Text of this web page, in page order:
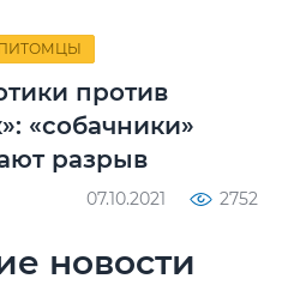
против
«собачники»
разрыв
07.10.2021 2752
новости